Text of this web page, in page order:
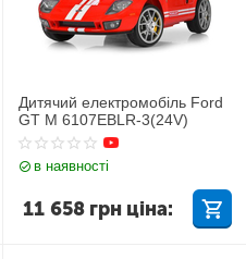
Дитячий електромобіль Ford
GT M 6107EBLR-3(24V)
в наявності
11 658 грн ціна: